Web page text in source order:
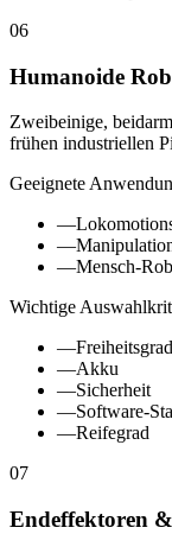
06
Humanoide
Zweibeinige,
frühen industriellen
Geeignete
—
—
—Mensch-
Wichtige
—
—Akku
—Sicherheit
—Software-
—Reifegrad
07
Endeffektoren